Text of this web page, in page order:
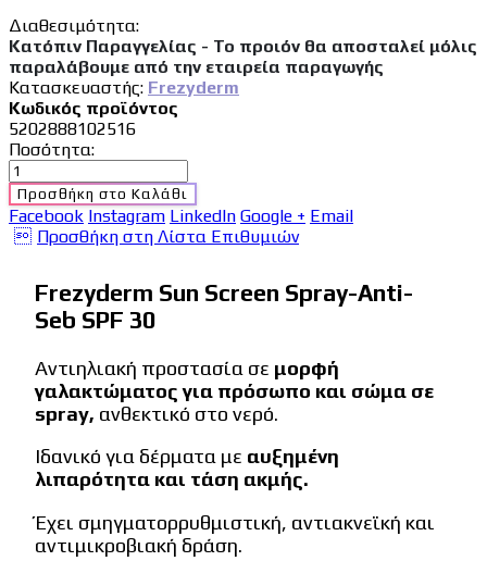
Διαθεσιμότητα:
Κατόπιν Παραγγελίας - Το προιόν θα αποσταλεί μόλις
παραλάβουμε από την εταιρεία παραγωγής
Κατασκευαστής: Frezyderm
Κωδικός προϊόντος
5202888102516
Ποσότητα:
Προσθήκη στο Καλάθι
Facebook Instagram LinkedIn Google + Email
Προσθήκη στη Λίστα Επιθυμιών
Frezyderm Sun Screen Spray-Anti-
Seb SPF 30
Αντιηλιακή προστασία σε μορφή
γαλακτώματος για πρόσωπο και σώμα σε
spray, ανθεκτικό στο νερό.
Ιδανικό για δέρματα με αυξημένη
λιπαρότητα και τάση ακμής.
Έχει σμηγματορρυθμιστική, αντιακνεϊκή και
αντιμικροβιακή δράση.